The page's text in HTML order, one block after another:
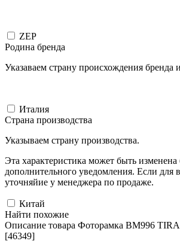
ZEP
Родина бренда
Указаваем страну происхождения бренда
Италия
Страна производства
Указываем страну производства.
Эта характеристика может быть изменена
дополнительного уведомления. Если для
уточняйие у менеджера по продаже.
Китай
Найти похожие
Описание товара Фоторамка BM996
[46349]